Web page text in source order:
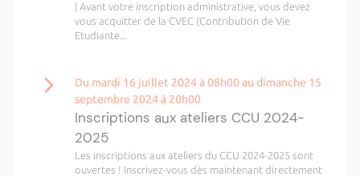
| Avant votre inscription administrative, vous devez
vous acquitter de la CVEC (Contribution de Vie
Etudiante...
Du mardi 16 juillet 2024 à 08h00 au dimanche 15
septembre 2024 à 20h00
Inscriptions aux ateliers CCU 2024-
2025
Les inscriptions aux ateliers du CCU 2024-2025 sont
ouvertes ! Inscrivez-vous dès maintenant directement